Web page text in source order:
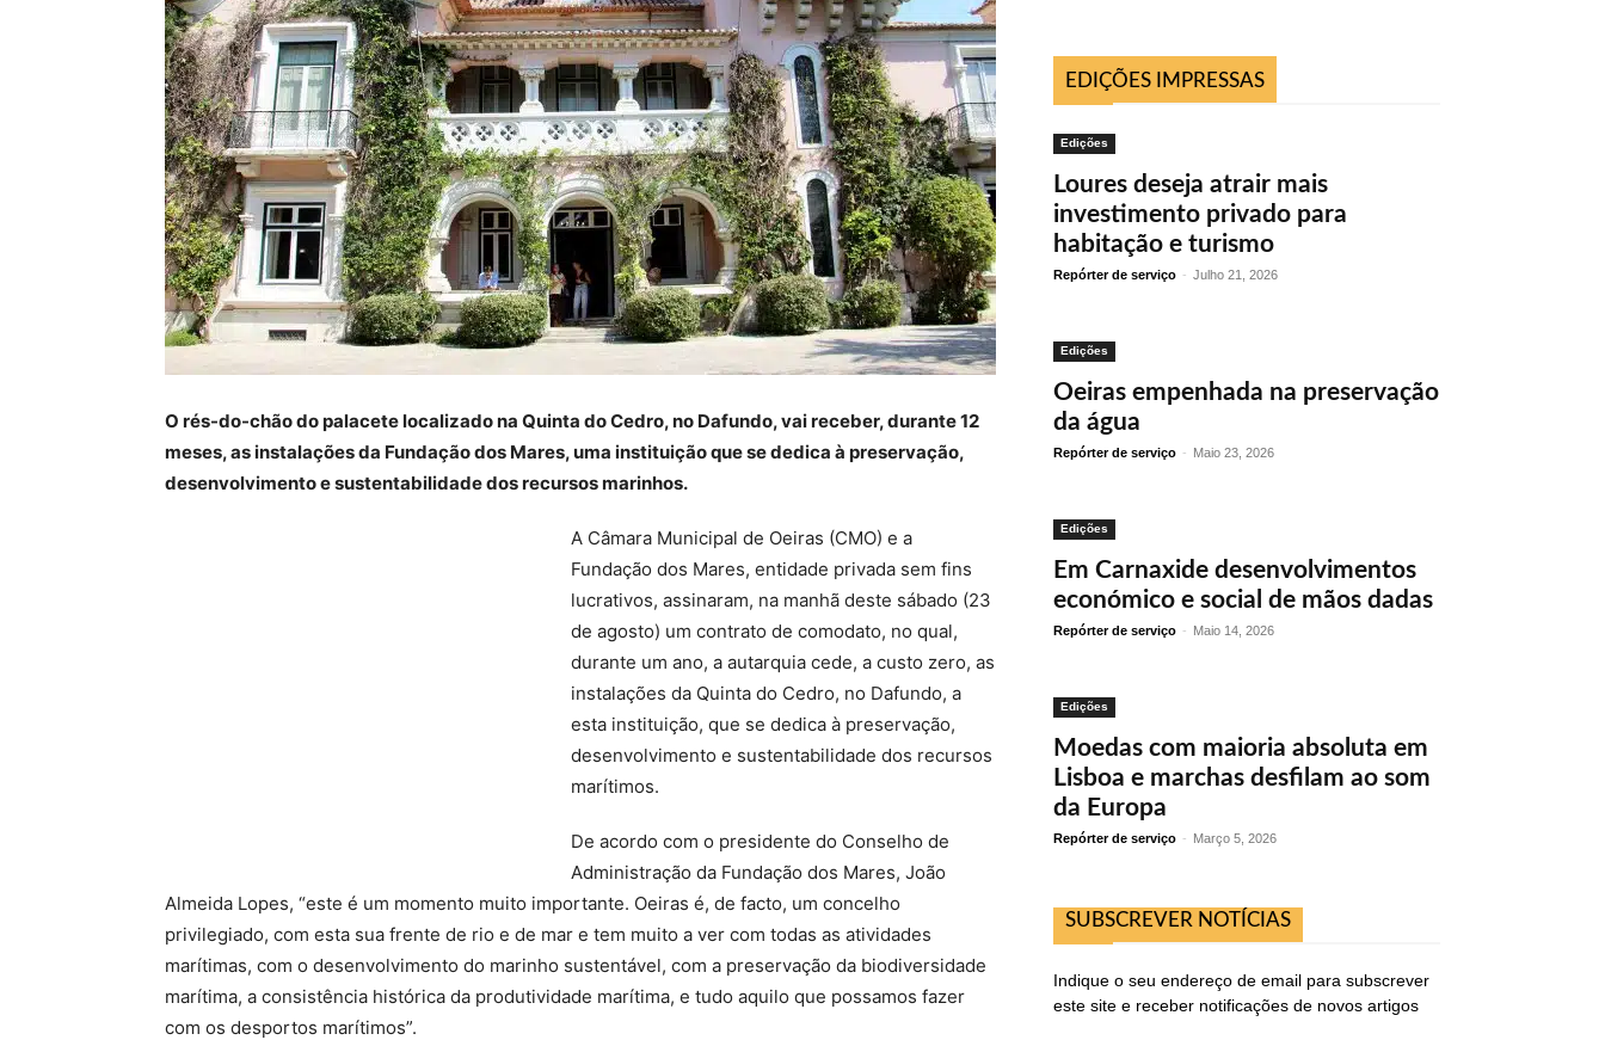
O rés-do-chão do palacete localizado na Quinta do Cedro, no Dafundo, vai receber, durante 12
meses, as instalações da Fundação dos Mares, uma instituição que se dedica à preservação,
desenvolvimento e sustentabilidade dos recursos marinhos.
A Câmara Municipal de Oeiras (CMO) e a
Fundação dos Mares, entidade privada sem fins
lucrativos, assinaram, na manhã deste sábado (23
de agosto) um contrato de comodato, no qual,
durante um ano, a autarquia cede, a custo zero, as
instalações da Quinta do Cedro, no Dafundo, a
esta instituição, que se dedica à preservação,
desenvolvimento e sustentabilidade dos recursos
marítimos.
De acordo com o presidente do Conselho de
Administração da Fundação dos Mares, João
Almeida Lopes, “este é um momento muito importante. Oeiras é, de facto, um concelho
privilegiado, com esta sua frente de rio e de mar e tem muito a ver com todas as atividades
marítimas, com o desenvolvimento do marinho sustentável, com a preservação da biodiversidade
marítima, a consistência histórica da produtividade marítima, e tudo aquilo que possamos fazer
com os desportos marítimos”.
EDIÇÕES IMPRESSAS
Edições
Loures deseja atrair mais
investimento privado para
habitação e turismo
Repórter de serviço - Julho 21, 2026
Edições
Oeiras empenhada na preservação
da água
Repórter de serviço - Maio 23, 2026
Edições
Em Carnaxide desenvolvimentos
económico e social de mãos dadas
Repórter de serviço - Maio 14, 2026
Edições
Moedas com maioria absoluta em
Lisboa e marchas desfilam ao som
da Europa
Repórter de serviço - Março 5, 2026
SUBSCREVER NOTÍCIAS
Indique o seu endereço de email para subscrever
este site e receber notificações de novos artigos